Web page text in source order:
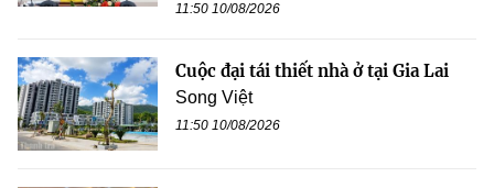
11:50 10/08/2026
Cuộc đại tái thiết nhà ở tại Gia Lai
Song Việt
11:50 10/08/2026